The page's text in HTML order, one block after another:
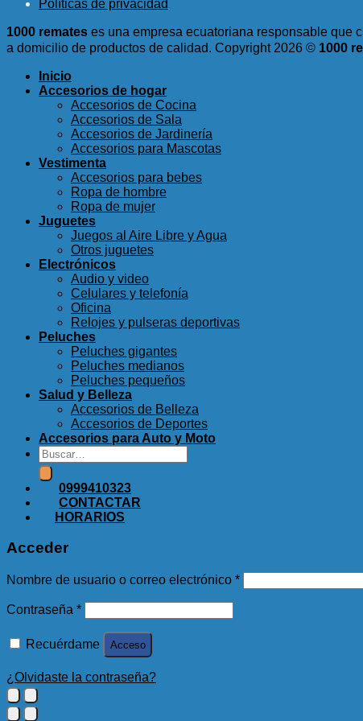
Políticas de privacidad
1000 remates es una empresa ecuatoriana responsable que
a domicilio de productos de calidad. Copyright 2026 © 1000
Inicio
Accesorios de hogar
Accesorios de Cocina
Accesorios de Sala
Accesorios de Jardinería
Accesorios para Mascotas
Vestimenta
Accesorios para bebes
Ropa de hombre
Ropa de mujer
Juguetes
Juegos al Aire Libre y Agua
Otros juguetes
Electrónicos
Audio y video
Celulares y telefonía
Oficina
Relojes y pulseras deportivas
Peluches
Peluches gigantes
Peluches medianos
Peluches pequeños
Salud y Belleza
Accesorios de Belleza
Accesorios de Deportes
Accesorios para Auto y Moto
Buscar
por:
0999410323
CONTACTAR
HORARIOS
Acceder
Nombre de usuario o correo electrónico *Obligatorio
Contraseña *Obligatorio
Recuérdame Acceso
¿Olvidaste la contraseña?